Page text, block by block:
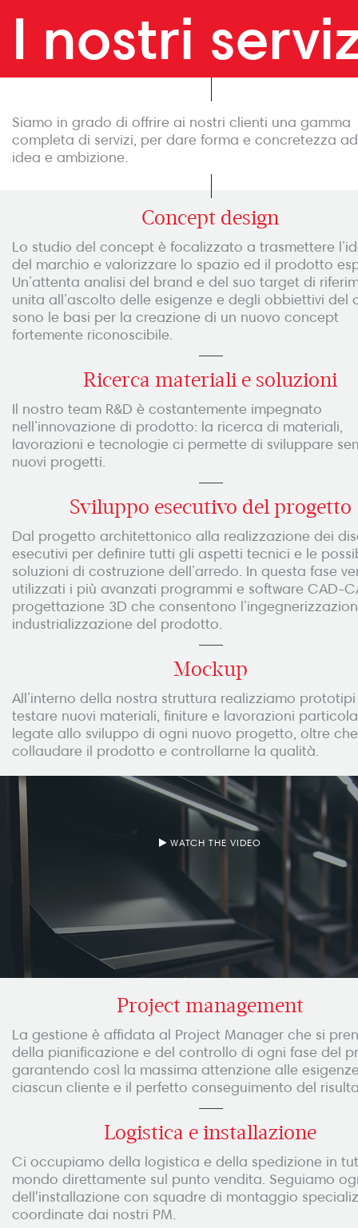
I nostri
Siamo in grado di offrire ai nostri clienti una gamma
completa di servizi, per dare forma e concretezza
idea e ambizione.
Concept design
Lo studio del concept è focalizzato a trasmettere
del marchio e valorizzare lo spazio ed il prodotto
Un’attenta analisi del brand e del suo target di
unita all’ascolto delle esigenze e degli obbiettivi del
sono le basi per la creazione di un nuovo concept
fortemente riconoscibile.
Ricerca materiali e soluzioni
Il nostro team R&D è costantemente impegnato
nell’innovazione di prodotto: la ricerca di materiali,
lavorazioni e tecnologie ci permette di sviluppare
nuovi progetti.
Sviluppo esecutivo del progetto
Dal progetto architettonico alla realizzazione dei
esecutivi per definire tutti gli aspetti tecnici e le
soluzioni di costruzione dell’arredo. In questa fase
utilizzati i più avanzati programmi e software CAD-
progettazione 3D che consentono
industrializzazione del prodotto.
Mockup
All’interno della nostra struttura realizziamo
testare nuovi materiali, finiture e lavorazioni
legate allo sviluppo di ogni nuovo progetto, oltre
collaudare il prodotto e controllarne la qualità.
WATCH THE VIDEO
Project management
La gestione è affidata al Project Manager che si
della pianificazione e del controllo di ogni fase del
garantendo così la massima attenzione alle
ciascun cliente e il perfetto conseguimento del
Logistica e installazione
Ci occupiamo della logistica e della spedizione in
mondo direttamente sul punto vendita. Seguiamo
dell'installazione con squadre di montaggio
coordinate dai nostri PM.